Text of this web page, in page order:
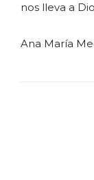
nos lleva a
Ana María